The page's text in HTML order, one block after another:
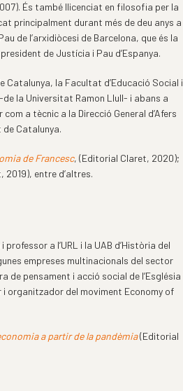
És també llicenciat en filosofia per la
principalment durant més de deu anys a
de l’arxidiòcesi de Barcelona, que és la
de Justícia i Pau d’Espanya.
la Facultat d’Educació Social i
la Universitat Ramon Llull- i abans a
a tècnic a la Direcció General d’Afers
Catalunya.
de Francesc, (Editorial Claret, 2020);
entre d’altres.
a l’URL i la UAB d’Història del
empreses multinacionals del sector
de pensament i acció social de l’Església
i organitzador del moviment Economy of
a partir de la pandèmia(Editorial